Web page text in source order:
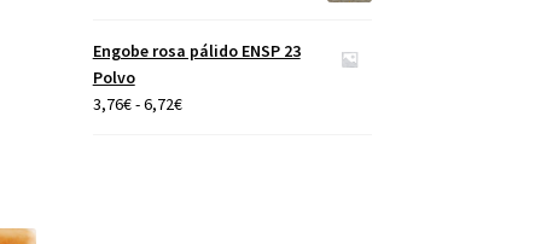
40,00€
Engobe rosa pálido ENSP 23
Polvo
3,76€-6,72€Rango